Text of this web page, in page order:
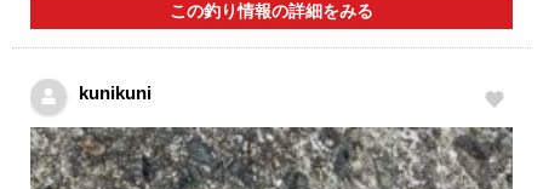
この釣り情報の詳細をみる
kunikuni